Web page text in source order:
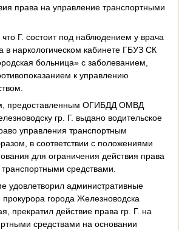
права на управление транспортными
Г. состоит под наблюдением у врача
в наркологическом кабинете ГБУЗ СК
больница» с заболеванием,
к управлению
предоставленным ОГИБДД ОМВД
гр. Г. выдано водительское
управления транспортным
в соответствии с положениями
для ограничения действия права
средствами.
удовлетворил административные
города Железноводска
прекратил действие права гр. Г. на
средствами на основании